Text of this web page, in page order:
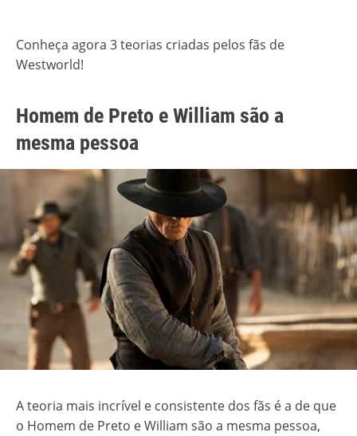
Conheça agora 3 teorias criadas pelos fãs de
Westworld!
Homem de Preto e William são a
mesma pessoa
A teoria mais incrível e consistente dos fãs é a de que
o Homem de Preto e William são a mesma pessoa,